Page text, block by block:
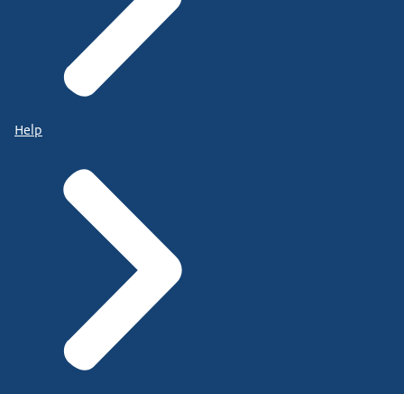
Help